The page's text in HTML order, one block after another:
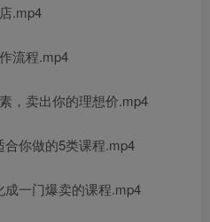
.mp4
流程.mp4
，卖出你的理想价.mp4
你做的5类课程.mp4
一门爆卖的课程.mp4